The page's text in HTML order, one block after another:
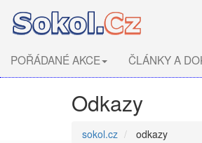
POŘÁDANÉ AKCE ČLÁNKY A
Odkazy
sokol.cz odkazy